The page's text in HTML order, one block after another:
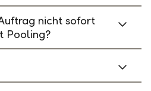
nicht sofort
Pooling?